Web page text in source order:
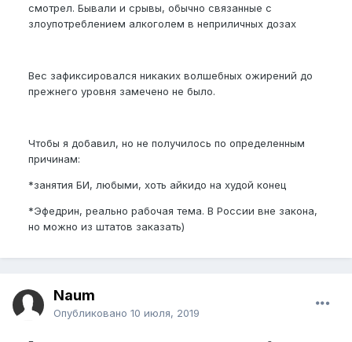
смотрел. Бывали и срывы, обычно связанные с
злоупотреблением алкоголем в неприличных дозах
Вес зафиксировался никаких волшебных ожирений до
прежнего уровня замечено не было.
Чтобы я добавил, но не получилось по определенным
причинам:
*занятия БИ, любыми, хоть айкидо на худой конец
*Эфедрин, реально рабочая тема. В России вне закона,
но можно из штатов заказать)
Naum
Опубликовано 10 июля, 2019